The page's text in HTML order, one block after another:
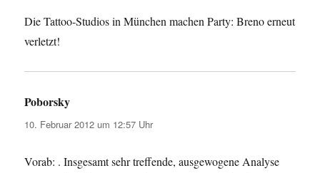
Die Tattoo-Studios in München machen Party: Breno erneut
verletzt!
Poborsky
10. Februar 2012 um 12:57 Uhr
Vorab: . Insgesamt sehr treffende, ausgewogene Analyse